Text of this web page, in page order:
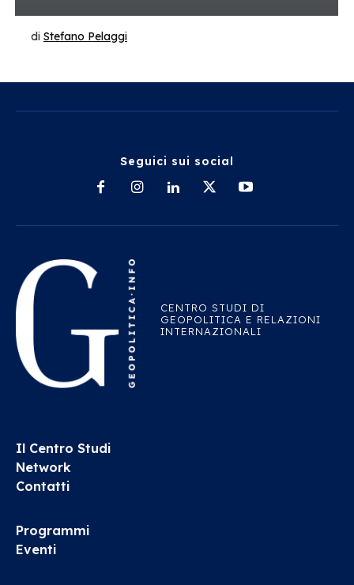
di Stefano Pelaggi
Seguici sui social
CENTRO STUDI DI
GEOPOLITICA E RELAZIONI
INTERNAZIONALI
Il Centro Studi
Network
Contatti
Programmi
Eventi